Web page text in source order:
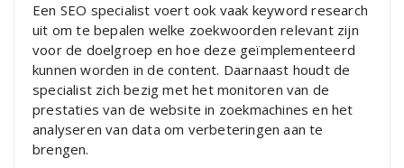
Een SEO specialist voert ook vaak keyword research
uit om te bepalen welke zoekwoorden relevant zijn
voor de doelgroep en hoe deze geïmplementeerd
kunnen worden in de content. Daarnaast houdt de
specialist zich bezig met het monitoren van de
prestaties van de website in zoekmachines en het
analyseren van data om verbeteringen aan te
brengen.